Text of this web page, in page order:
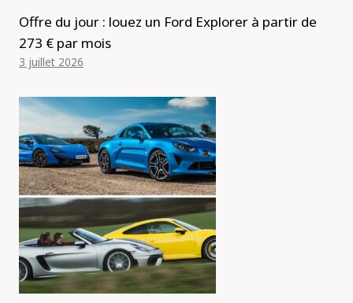
Offre du jour : louez un Ford Explorer à partir de
273 € par mois
3 juillet 2026